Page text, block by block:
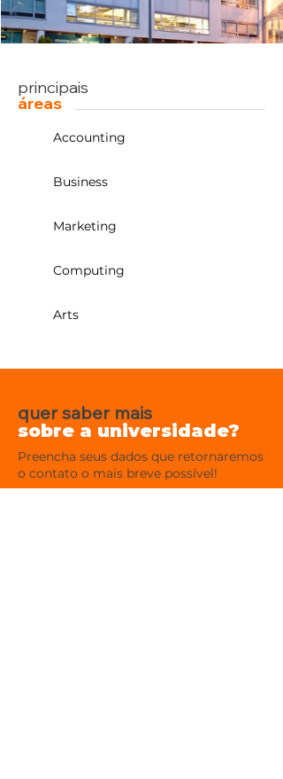
principais
áreas
Accounting
Business
Marketing
Computing
Arts
quer saber mais
sobre a universidade?
Preencha seus dados que retornaremos
o contato o mais breve possível!